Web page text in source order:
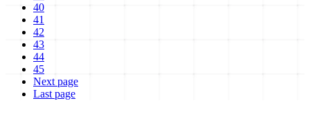
40
41
42
43
44
45
Next page
Last page